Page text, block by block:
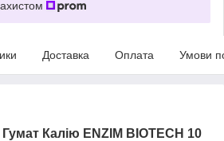
Доставка Оплата Умови
Калію ENZIM BIOTECH 10